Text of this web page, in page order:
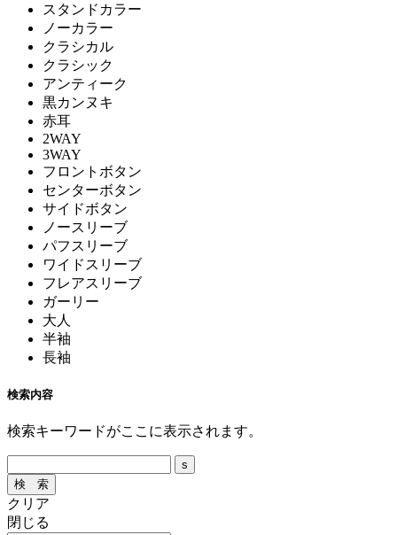
スタンドカラー
ノーカラー
クラシカル
クラシック
アンティーク
黒カンヌキ
赤耳
2WAY
3WAY
フロントボタン
センターボタン
サイドボタン
ノースリーブ
パフスリーブ
ワイドスリーブ
フレアスリーブ
ガーリー
大人
半袖
長袖
検索内容
検索キーワードがここに表示されます。
クリア
閉じる